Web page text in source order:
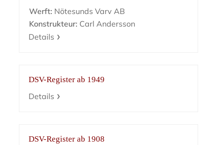
Werft: Nötesunds Varv AB
Konstrukteur: Carl Andersson
Details
DSV-Register ab 1949
Details
DSV-Register ab 1908